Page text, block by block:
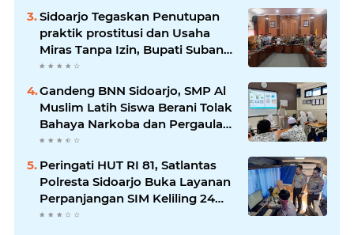
Sidoarjo Tegaskan Penutupan
praktik prostitusi dan Usaha
Miras Tanpa Izin, Bupati Subandi
dan Forkopimda Siap Turun ke
Lapangan.
Gandeng BNN Sidoarjo, SMP Al
Muslim Latih Siswa Berani Tolak
Bahaya Narkoba dan Pergaulan
Bebas.
Peringati HUT RI 81, Satlantas
Polresta Sidoarjo Buka Layanan
Perpanjangan SIM Keliling 24
Jam Nonstop Selama 17 Hari.